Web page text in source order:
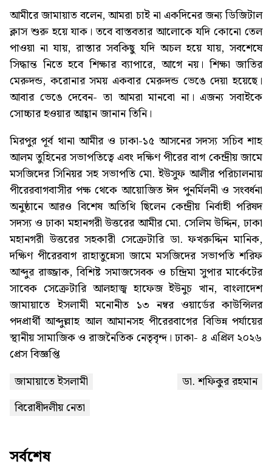
আমীরে জামায়াত বলেন, আমরা চাই না একদিনের জন্য ডিজিটাল
ক্লাস শুরু হয়ে যাক। তবে বাস্তবতার আলোকে যদি কোনো তেল
পাওয়া না যায়, রাস্তার সবকিছু যদি অচল হয়ে যায়, সবশেষে
সিদ্ধান্ত নিতে হবে শিক্ষার ব্যাপারে, আগে নয়। শিক্ষা জাতির
মেরুদন্ড, করোনার সময় একবার মেরুদন্ড ভেঙে দেয়া হয়েছে।
আবার ভেঙে দেবেন- তা আমরা মানবো না। এজন্য সবাইকে
সোচ্চার হওয়ার আহ্বান জানান তিনি।
মিরপুর পূর্ব থানা আমীর ও ঢাকা-১৫ আসনের সদস্য সচিব শাহ
আলম তুহিনের সভাপতিত্বে এবং দক্ষিণ পীরের বাগ কেন্দ্রীয় জামে
মসজিদের সিনিয়র সহ সভাপতি মো. ইউসুফ আলীর পরিচালনায়
পীরেরবাগবাসীর পক্ষ থেকে আয়োজিত ঈদ পুনর্মিলনী ও সংবর্ধনা
অনুষ্ঠানে আরও বিশেষ অতিথি ছিলেন কেন্দ্রীয় নির্বাহী পরিষদ
সদস্য ও ঢাকা মহানগরী উত্তরের আমীর মো. সেলিম উদ্দিন, ঢাকা
মহানগরী উত্তরের সহকারী সেক্রেটারি ডা. ফখরুদ্দিন মানিক,
দক্ষিণ পীরেরবাগ রাহাতুন্নেসা জামে মসজিদের সভাপতি শরিফ
আব্দুর রাজ্জাক, বিশিষ্ট সমাজসেবক ও চন্দ্রিমা সুপার মার্কেটের
সাবেক সেক্রেটারি আলহাজ্ব হাফেজ ইউনুচ খান, বাংলাদেশ
জামায়াতে ইসলামী মনোনীত ১৩ নম্বর ওয়ার্ডের কাউন্সিলর
পদপ্রার্থী আব্দুল্লাহ আল আমানসহ পীরেরবাগের বিভিন্ন পর্যায়ের
স্থানীয় সামাজিক ও রাজনৈতিক নেতৃবৃন্দ। ঢাকা- ৪ এপ্রিল ২০২৬
প্রেস বিজ্ঞপ্তি
জামায়াতে ইসলামী
ডা. শফিকুর রহমান
বিরোধীদলীয় নেতা
সর্বশেষ